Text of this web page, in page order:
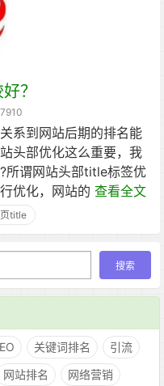
？
7910
系到网站后期的排名能
头部优化这么重要，我
所谓网站头部title标签优
优化，网站的 查看全文
title
关键词排名
引流
网站排名
网络营销